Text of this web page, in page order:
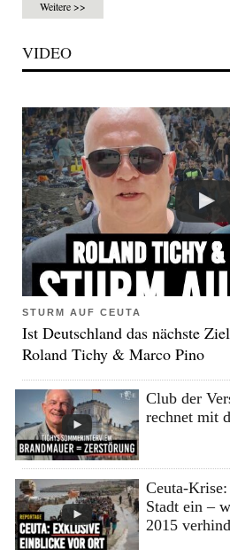
Weitere >>
VIDEO
STURM AUF CEUTA
Ist Deutschland das nächste
Roland Tichy & Marco Pino
Club der
rechnet mit
Ceuta-
Stadt ein –
2015